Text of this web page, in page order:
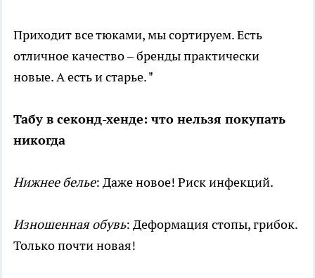
Приходит все тюками, мы сортируем. Есть
отличное качество – бренды практически
новые. А есть и старье. "
Табу в секонд-хенде: что нельзя покупать
никогда
Нижнее белье: Даже новое! Риск инфекций.
Изношенная обувь: Деформация стопы, грибок.
Только почти новая!